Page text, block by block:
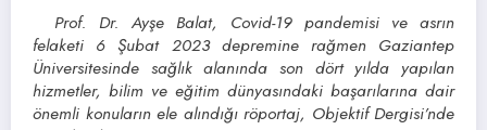
Prof. Dr. Ayşe Balat, Covid-19 pandemisi ve asrın
felaketi 6 Şubat 2023 depremine rağmen Gaziantep
Üniversitesinde sağlık alanında son dört yılda yapılan
hizmetler, bilim ve eğitim dünyasındaki başarılarına dair
önemli konuların ele alındığı röportaj, Objektif Dergisi’nde